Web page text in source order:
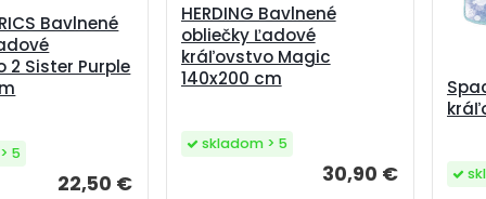
Bavlnené
Sister Purple
22,50 €
5
HERDING Bavlnené
obliečky Ľadové
kráľovstvo Magic
140x200 cm
30,90 €
skladom > 5